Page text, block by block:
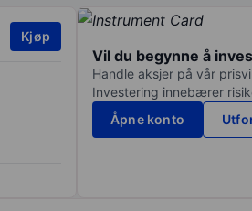
Kjøp
Vil du begynne å
Handle aksjer på vår
Investering innebærer
Åpne konto